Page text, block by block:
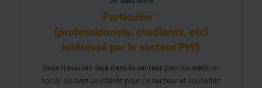
Particulier :
(professionnels, étudiants, etc)
intéressé par le secteur PMS
Vous travaillez déjà dans le secteur psycho-médico-
social ou avez un intérêt pour ce secteur et souhaitez